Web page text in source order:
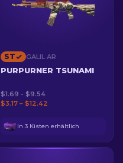
ST GALIL AR
PURPURNER TSUNAMI
$1.69 - $9.54
$3.17 – $12.42
In 3 Kisten erhältlich